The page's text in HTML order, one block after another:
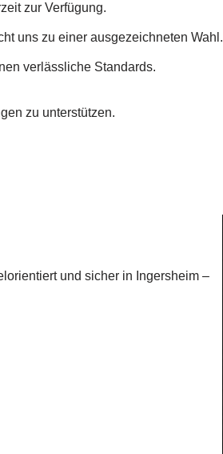
zur Verfügung.
uns zu einer ausgezeichneten Wahl.
verlässliche Standards.
zu unterstützen.
und sicher in Ingersheim –